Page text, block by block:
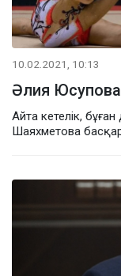
10.02.2021, 10:13
Әлия
Айта кетелік,
Шаяхметова